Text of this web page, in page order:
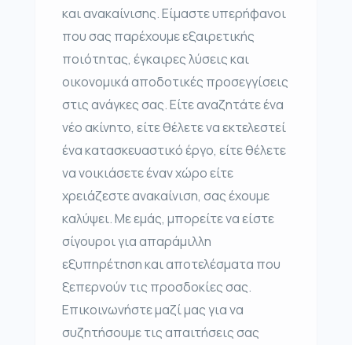
και ανακαίνισης. Είμαστε υπερήφανοι
που σας παρέχουμε εξαιρετικής
ποιότητας, έγκαιρες λύσεις και
οικονομικά αποδοτικές προσεγγίσεις
στις ανάγκες σας. Είτε αναζητάτε ένα
νέο ακίνητο, είτε θέλετε να εκτελεστεί
ένα κατασκευαστικό έργο, είτε θέλετε
να νοικιάσετε έναν χώρο είτε
χρειάζεστε ανακαίνιση, σας έχουμε
καλύψει. Με εμάς, μπορείτε να είστε
σίγουροι για απαράμιλλη
εξυπηρέτηση και αποτελέσματα που
ξεπερνούν τις προσδοκίες σας.
Επικοινωνήστε μαζί μας για να
συζητήσουμε τις απαιτήσεις σας